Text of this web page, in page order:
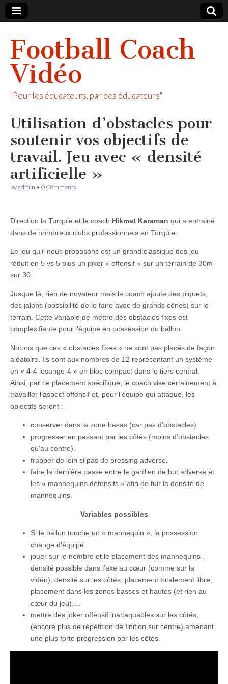
Football Coach
Vidéo
"Pour les éducateurs, par des éducateurs"
Utilisation d’obstacles pour
soutenir vos objectifs de
travail. Jeu avec « densité
artificielle »
byadmin • 0 Comments
Direction la Turquie et le coach Hikmet Karaman qui a entrainé
dans de nombreux clubs professionnels en Turquie.
Le jeu qu’il nous proposons est un grand classique des jeu
réduit en 5 vs 5 plus un joker « offensif » sur un terrain de 30m
sur 30.
Jusque là, rien de novateur mais le coach ajoute des piquets,
des jalons (possibilité de le faire avec de grands cônes) sur le
terrain. Cette variable de mettre des obstacles fixes est
complexifiante pour l’équipe en possession du ballon.
Notons que ces « obstacles fixes » ne sont pas placés de façon
aléatoire. Ils sont aux nombres de 12 représentant un système
en « 4-4 losange-4 » en bloc compact dans le tiers central.
Ainsi, par ce placement spécifique, le coach vise certainement à
travailler l’aspect offensif et, pour l’équipe qui attaque, les
objectifs seront :
conserver dans la zone basse (car pas d’obstacles).
progresser en passant par les côtés (moins d’obstacles
qu’au centre).
frapper de loin si pas de pressing adverse.
faire la dernière passe entre le gardien de but adverse et
les « mannequins défensifs » afin de fuir la densité de
mannequins.
Variables possibles
Si le ballon touche un « mannequin », la possession
change d’équipe.
jouer sur le nombre et le placement des mannequins .
densité possible dans l’axe au cœur (comme sur la
vidéo), densité sur les côtés, placement totalement libre,
placement dans les zones basses et hautes (et rien au
cœur du jeu),…
mettre des joker offensif inattaquables sur les côtés,
(encore plus de répétition de finition sur centre) amenant
une plus forte progression par les côtés.